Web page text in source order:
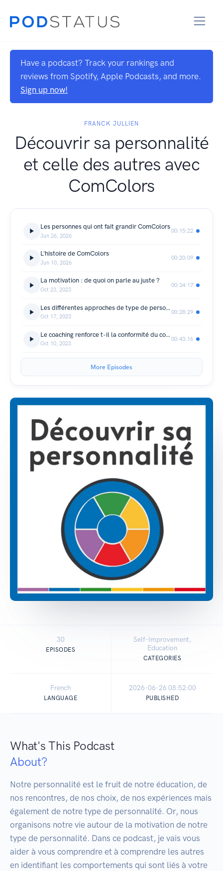
Have a podcast? Track your rankings and
reviews from Spotify, Apple Podcasts, and more.
Sign up now!
FRANCK JULLIEN
Découvrir sa personnalité
et celle des autres avec
ComColors
Les personnes qui ont fait grandir ComColors
Jun 26, 2026
00:15:22
L'histoire de ComColors
Jun 10, 2026
00:20:09
La motivation : de quoi on parle au juste ?
Oct 23, 2023
00:34:17
Les différentes approches de type de personnalité
Oct 17, 2023
00:28:29
Le coaching renforce t-il la conformité du coaché ?
Oct 10, 2023
00:43:16
More Episodes
30
EPISODES
Self-Improvement,
Education
CATEGORIES
French
LANGUAGE
2026-06-26 08:52:00
PUBLISHED
What's This Podcast
About?
Notre personnalité est le fruit de notre éducation, de
nos rencontres, de nos choix, de nos expériences mais
également de notre type de personnalité. Or, nous
organisons notre vie autour de la motivation de notre
type de personnalité. Dans ce podcast, je vais vous
aider à vous comprendre et à comprendre les autres
en identifiant les comportements qui sont liés à votre